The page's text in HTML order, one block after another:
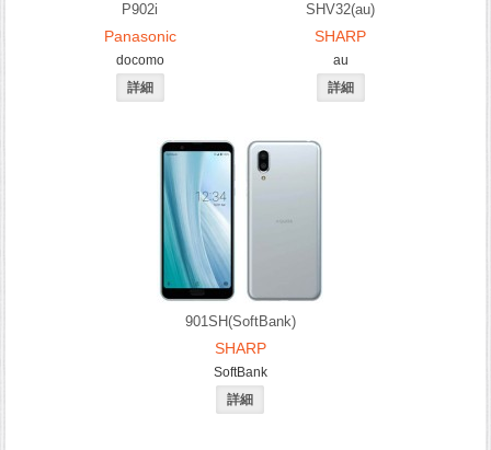
P902i
Panasonic
docomo
SHV32(au)
SHARP
au
901SH(SoftBank)
SHARP
SoftBank